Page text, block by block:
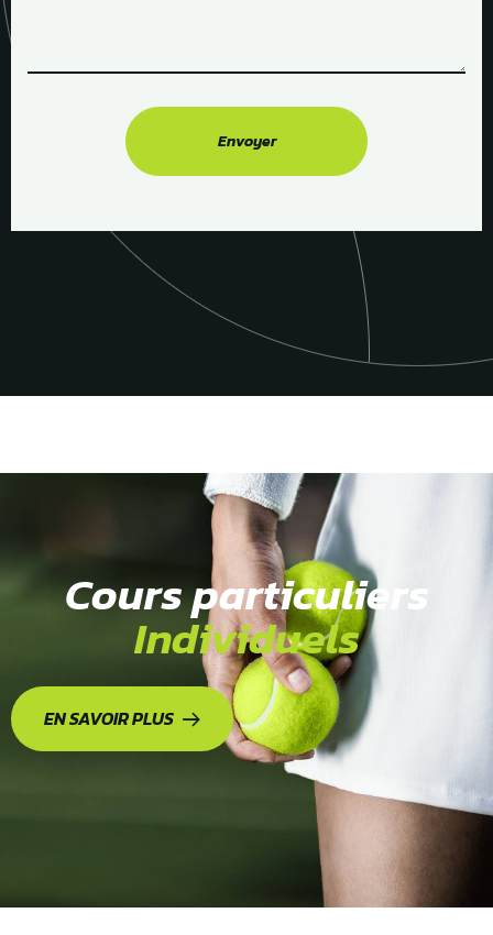
Cours particuliers
Individuels
EN SAVOIR PLUS